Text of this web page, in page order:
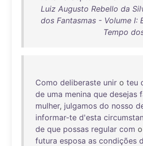
Luiz Augusto Rebello da
dos Fantasmas - Volume I:
Tempo
Como deliberaste unir o teu
de uma menina que desejas
mulher, julgamos do nosso
informar-te d'esta
de que possas regular com o
futura esposa as condições